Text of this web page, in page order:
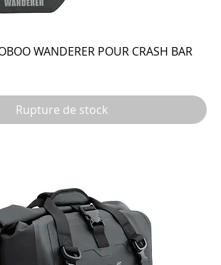
WANDERER POUR CRASH BAR
Rupture de stock